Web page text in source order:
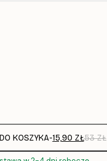
KOSZYKA-15,90 ZŁ53 ZŁ